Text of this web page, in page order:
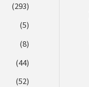
(293)
(5)
(8)
(44)
(52)